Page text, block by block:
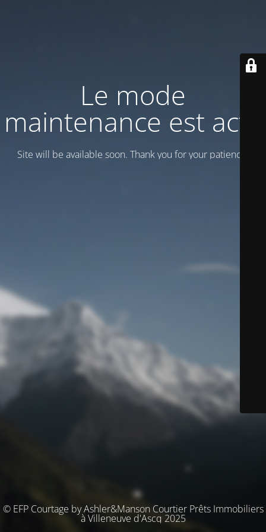
Le mode
maintenance est actif
Site will be available soon. Thank you for your patience!
© EFP Courtage by Ashler&Manson Courtier Prêts Immobiliers
à Villeneuve d'Ascq 2025